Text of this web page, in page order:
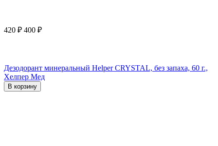
420 ₽ 400 ₽
Дезодорант минеральный Helper CRYSTAL, без запаха, 60 г.,
Хелпер Мед
В корзину